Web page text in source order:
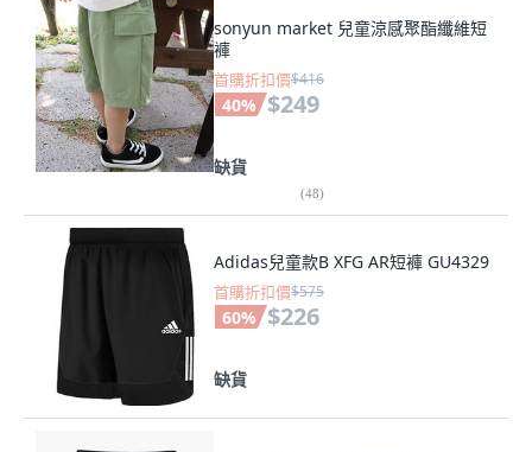
sonyun market 兒童涼感聚酯纖維短
褲
首購折扣價$416
40% $249
缺貨
(48)
Adidas兒童款B XFG AR短褲 GU4329
首購折扣價$575
60% $226
缺貨